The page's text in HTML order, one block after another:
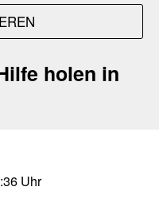
holen in
Uhr